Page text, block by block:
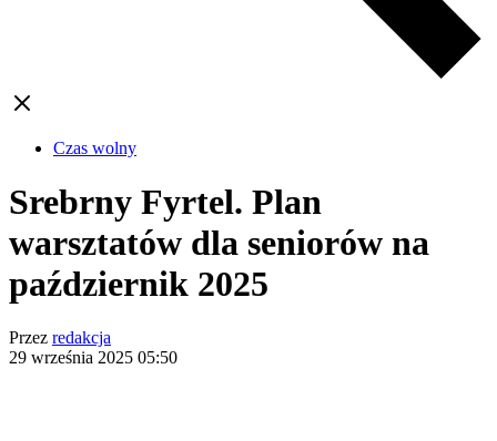
Czas wolny
Srebrny Fyrtel. Plan
warsztatów dla seniorów na
październik 2025
Przez redakcja
29 września 2025 05:50